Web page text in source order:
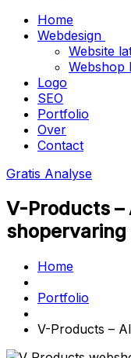
Home
Webdesign
Website
Webshop
Logo
SEO
Portfolio
Over
Contact
Gratis Analyse
V-Products
shopervaring
Home
Portfolio
V-Products –